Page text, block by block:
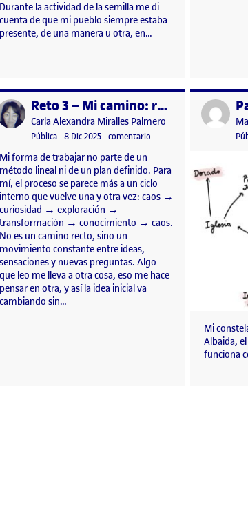
Durante la actividad de la semilla me di
cuenta de que mi pueblo siempre estaba
presente, de una manera u otra, en…
Spinoza
por Reto 3 – Mi camino: reflexión metodológica.
Publicado por
Carla Alexandra Miralles Palmero
Visibilidad:
Pública-Fecha de publicación
8 Dic 2025-comentario en Reto 3 – Mi camino:
Mi forma de trabajar no parte de un
método lineal ni de un plan definido. Para
mí, el proceso se parece más a un ciclo
interno que vuelve una y otra vez: caos →
curiosidad → exploración →
transformación → conocimiento → caos.
No es un camino recto, sino un
movimiento constante entre ideas,
sensaciones y nuevas preguntas. Algo
que leo me lleva a otra cosa, eso me hace
pensar en otra, y así la idea inicial va
cambiando sin…
Publicado
Mi
Albaida,
funciona